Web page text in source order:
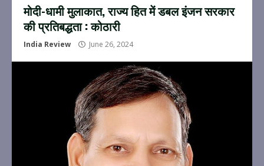
मोदी-धामी मुलाकात, राज्य हित में डबल इंजन सरकार
की प्रतिबद्धता : कोठारी
India Review June 26, 2024